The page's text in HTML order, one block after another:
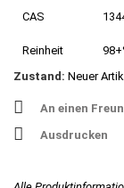
CAS
Reinheit
Zustand: Neuer
An einen
Ausdrucken